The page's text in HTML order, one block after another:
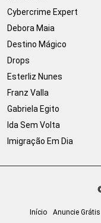
Cybercrime Expert
Debora Maia
Destino Mágico
Drops
Esterliz Nunes
Franz Valla
Gabriela Egito
Ida Sem Volta
Imigração Em Dia
Início Anuncie Grátis